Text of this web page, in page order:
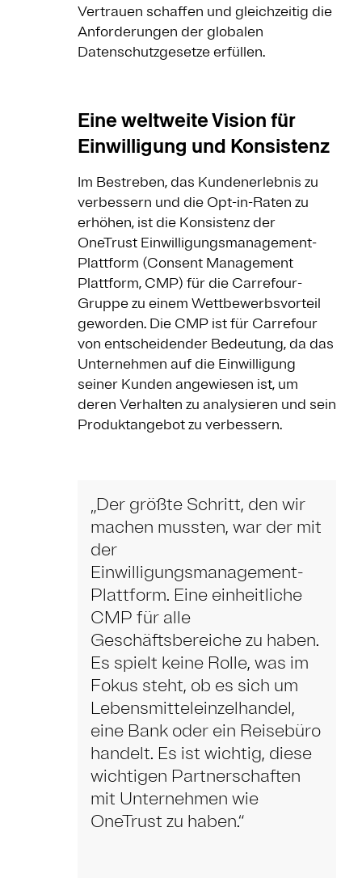
Vertrauen schaffen und gleichzeitig die
Anforderungen der globalen
Datenschutzgesetze erfüllen.
Eine weltweite Vision für
Einwilligung und Konsistenz
Im Bestreben, das Kundenerlebnis zu
verbessern und die Opt-in-Raten zu
erhöhen, ist die Konsistenz der
OneTrust Einwilligungsmanagement-
Plattform (Consent Management
Plattform, CMP) für die Carrefour-
Gruppe zu einem Wettbewerbsvorteil
geworden. Die CMP ist für Carrefour
von entscheidender Bedeutung, da das
Unternehmen auf die Einwilligung
seiner Kunden angewiesen ist, um
deren Verhalten zu analysieren und sein
Produktangebot zu verbessern.
„Der größte Schritt, den wir
machen mussten, war der mit
der
Einwilligungsmanagement-
Plattform. Eine einheitliche
CMP für alle
Geschäftsbereiche zu haben.
Es spielt keine Rolle, was im
Fokus steht, ob es sich um
Lebensmitteleinzelhandel,
eine Bank oder ein Reisebüro
handelt. Es ist wichtig, diese
wichtigen Partnerschaften
mit Unternehmen wie
OneTrust zu haben.“